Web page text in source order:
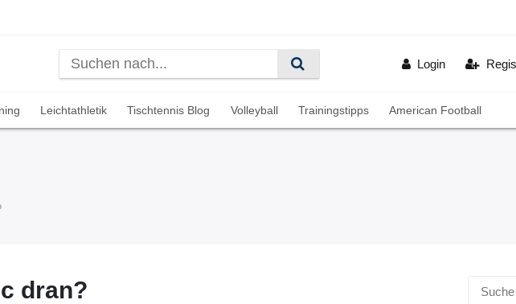
Login
Leichtathletik Tischtennis Blog Volleyball Trainingstipps American Football
dran?